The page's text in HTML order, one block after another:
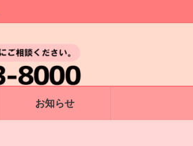
お知らせ